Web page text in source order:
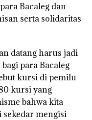
Bacaleg dan
serta solidaritas
datang harus jadi
para Bacaleg
kursi di pemilu
kursi yang
bahwa kita
mengisi